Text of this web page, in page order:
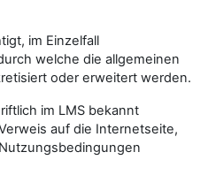
im Einzelfall
welche die allgemeinen
oder erweitert werden.
im LMS bekannt
auf die Internetseite,